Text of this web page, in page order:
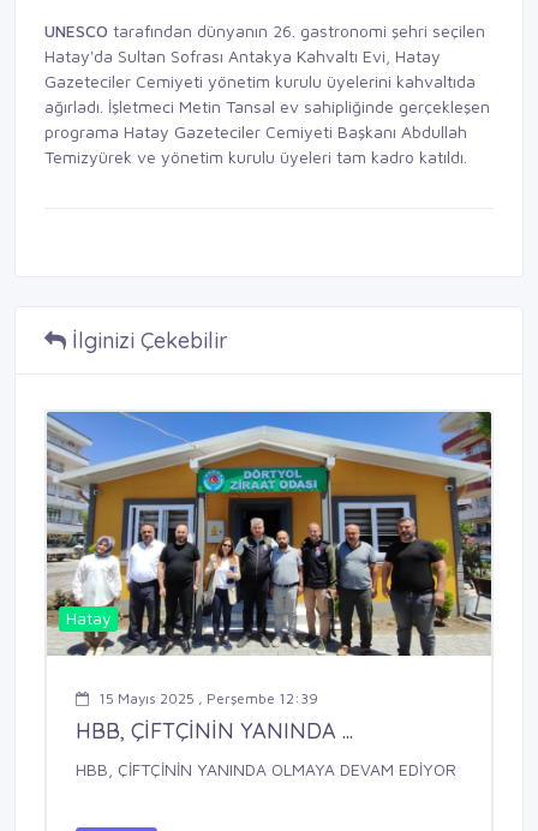
UNESCO tarafından dünyanın 26. gastronomi şehri seçilen
Hatay'da Sultan Sofrası Antakya Kahvaltı Evi, Hatay
Gazeteciler Cemiyeti yönetim kurulu üyelerini kahvaltıda
ağırladı. İşletmeci Metin Tansal ev sahipliğinde gerçekleşen
programa Hatay Gazeteciler Cemiyeti Başkanı Abdullah
Temizyürek ve yönetim kurulu üyeleri tam kadro katıldı.
İlginizi Çekebilir
Hatay
15 Mayıs 2025 , Perşembe 12:39
HBB, ÇİFTÇİNİN YANINDA ...
HBB, ÇİFTÇİNİN YANINDA OLMAYA DEVAM EDİYOR